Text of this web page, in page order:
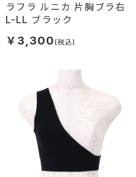
ラフラ ルニカ 片胸ブラ右
L-LL ブラック
￥3,300